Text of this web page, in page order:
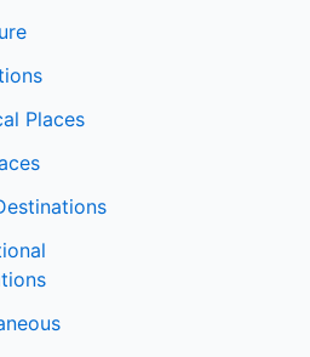
Places